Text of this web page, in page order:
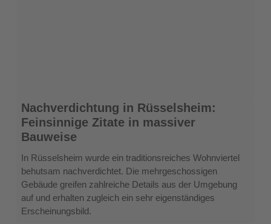
Nachverdichtung
in
Rüsselsheim:
Feinsinnige
Zitate
in
Bauweise
Nachverdichtung in Rüsselsheim:
Feinsinnige Zitate in massiver
Bauweise
In Rüsselsheim wurde ein traditionsreiches Wohnviertel
behutsam nachverdichtet. Die mehrgeschossigen
Gebäude greifen zahlreiche Details aus der Umgebung
auf und erhalten zugleich ein sehr eigenständiges
Erscheinungsbild.